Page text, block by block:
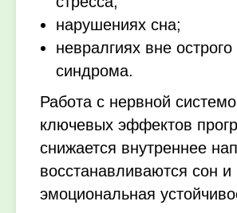
нарушениях сна;
невралгиях вне
синдрома.
Работа с нервной
ключевых эффектов
снижается внутреннее
восстанавливаются сон и
эмоциональная